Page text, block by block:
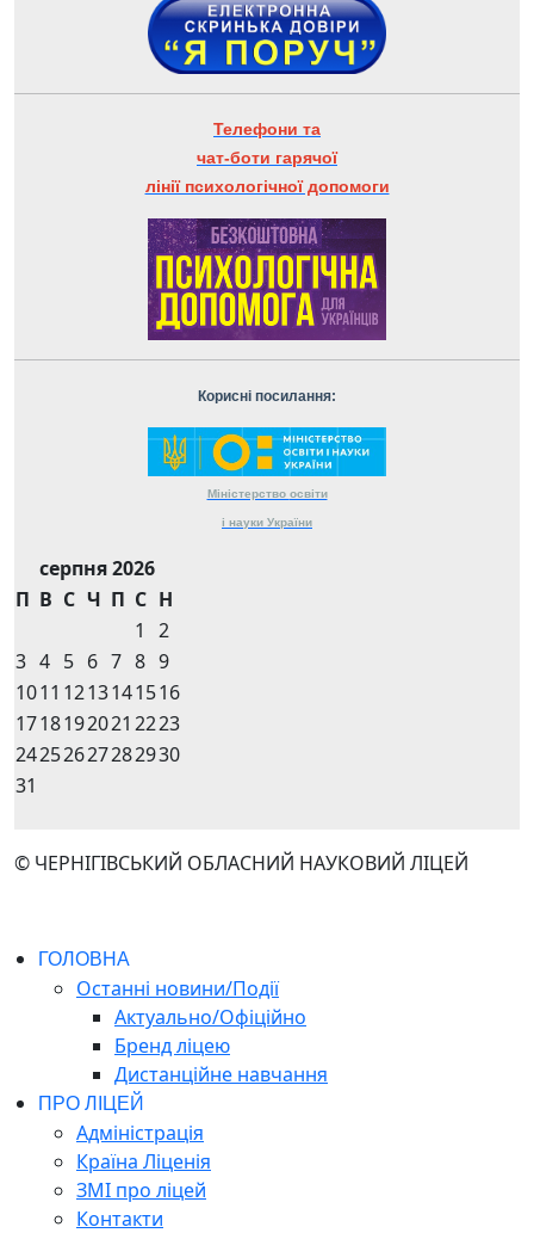
Телефони та
чат-боти гарячої
лінії психологічної допомоги
Корисні посилання:
Міністерство освіти
і науки України
серпня 2026
П В С Ч П С Н
1
2
3 4 5 6 7 8 9
1011 1213141516
1718192021 2223
24252627282930
31
© ЧЕРНІГІВСЬКИЙ ОБЛАСНИЙ НАУКОВИЙ ЛІЦЕЙ
ГОЛОВНА
Останні новини/Події
Актуально/Офіційно
Бренд ліцею
Дистанційне навчання
ПРО ЛІЦЕЙ
Адміністрація
Країна Ліценія
ЗМІ про ліцей
Контакти